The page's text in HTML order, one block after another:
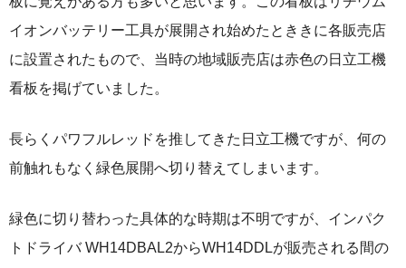
イオンバッテリー工具が展開され始めたとききに各販売店
に設置されたもので、当時の地域販売店は赤色の日立工機
看板を掲げていました。
長らくパワフルレッドを推してきた日立工機ですが、何の
前触れもなく緑色展開へ切り替えてしまいます。
緑色に切り替わった具体的な時期は不明ですが、インパク
トドライバ WH14DBAL2からWH14DDLが販売される間の